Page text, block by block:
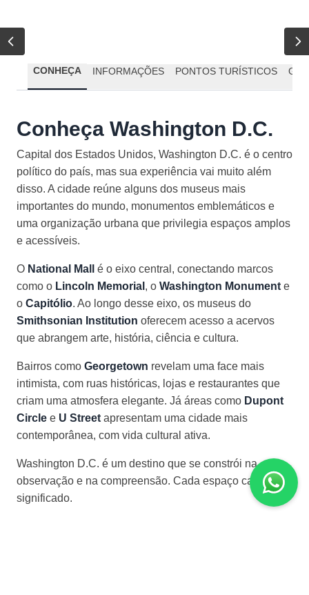
CONHEÇA INFORMAÇÕES PONTOS TURÍSTICOS
Conheça Washington D.C.
Capital dos Estados Unidos, Washington D.C. é o centro
político do país, mas sua experiência vai muito além
disso. A cidade reúne alguns dos museus mais
importantes do mundo, monumentos emblemáticos e
uma organização urbana que privilegia espaços amplos
e acessíveis.
O National Mall
é o eixo central, conectando marcos
como o Lincoln Memorial , o Washington Monument e
o Capitólio. Ao longo desse eixo, os museus do
Smithsonian Institution oferecem acesso a acervos
que abrangem arte, história, ciência e cultura.
Bairros como Georgetown revelam uma face mais
intimista, com ruas históricas, lojas e restaurantes que
criam uma atmosfera elegante. Já áreas como Dupont
Circle e U Street apresentam uma cidade mais
contemporânea, com vida cultural ativa.
Washington D.C. é um destino que se constrói na
observação e na compreensão. Cada espaço carrega
significado.